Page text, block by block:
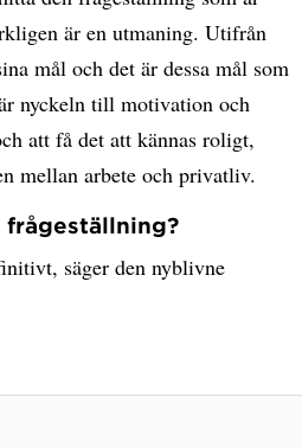
är en utmaning. Utifrån
mål och det är dessa mål som
nyckeln till motivation och
att få det att kännas roligt,
mellan arbete och privatliv.
säger den nyblivne